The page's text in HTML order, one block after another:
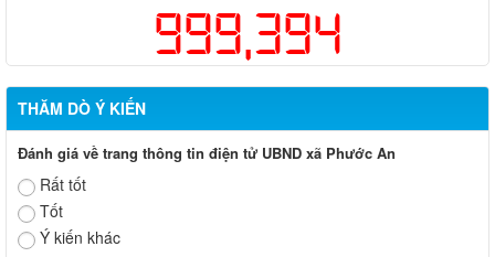
999,394
THĂM DÒ Ý KIẾN
Đánh giá về trang thông tin điện tử UBND xã Phước An
Rất tốt
Tốt
Ý kiến khác